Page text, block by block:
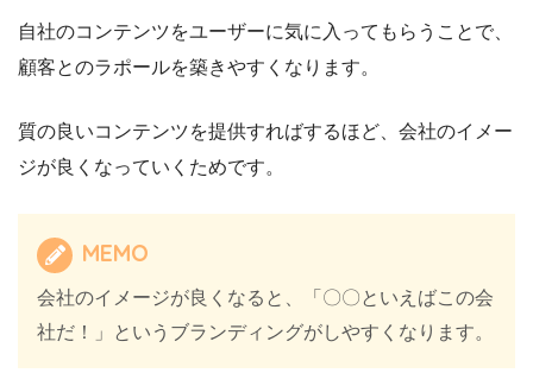
自社のコンテンツをユーザーに気に入ってもらうことで、
顧客とのラポールを築きやすくなります。
質の良いコンテンツを提供すればするほど、会社のイメー
ジが良くなっていくためです。
MEMO
会社のイメージが良くなると、「〇〇といえばこの会
社だ！」というブランディングがしやすくなります。